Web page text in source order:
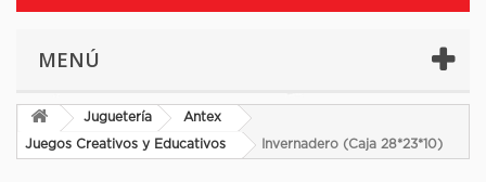
MENÚ
Juguetería Antex
Juegos Creativos y Educativos Invernadero (Caja 28*23*10)